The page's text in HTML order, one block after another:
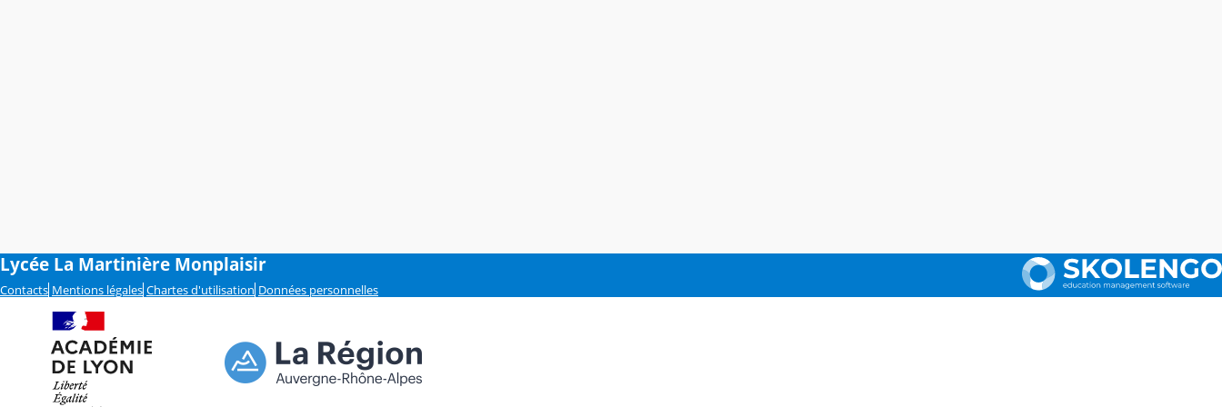
Lycée La Martinière Monplaisir
Contacts Mentions légales Chartes d'utilisation Données personnelles